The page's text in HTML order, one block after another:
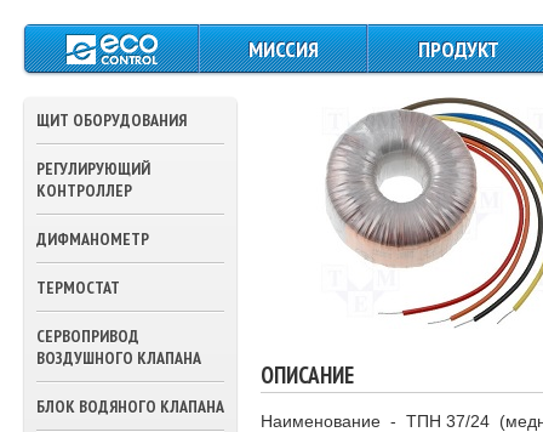
МИССИЯ ПРОДУКТ
ЩИТЫ СИЛОВОГО
ПИТАНИЯ И
УПРАВЛЕНИЯ
КОНТРОЛЛЕРЫ
ДАТЧИКИ
ТЕМПЕРАТУРЫ
ПРЕССОСТАТЫ
ПРИВОДА
ЗАСЛОНОК
ЩИТ ОБОРУДОВАНИЯ
РЕГУЛИРУЮЩИЙ
КОНТРОЛЛЕР
ДИФМАНОМЕТР
ТЕРМОСТАТ
СЕРВОПРИВОД
ВОЗДУШНОГО КЛАПАНА
БЛОК ВОДЯНОГО КЛАПАНА
ОПИСАНИЕ
Наименование - ТПН 37/24